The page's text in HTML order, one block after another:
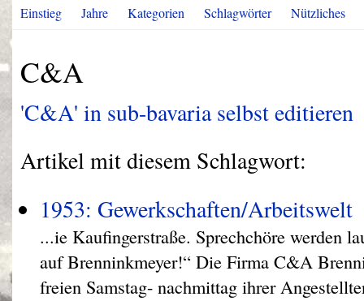
Einstieg Jahre Kategorien Schlagwörter Nützliches
C&A
'C&A' in sub-bavaria selbst editieren
Artikel mit diesem Schlagwort:
1953: Gewerkschaften/Arbeitswelt
...ie Kaufingerstraße. Sprechchöre werden
auf Brenninkmeyer!“ Die Firma C&A
freien Samstag- nachmittag ihrer